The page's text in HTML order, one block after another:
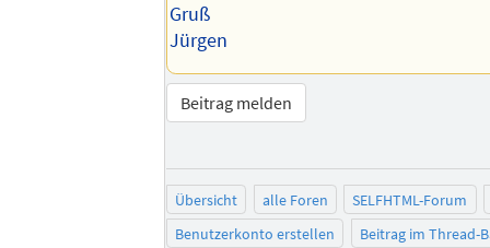
Gruß
Jürgen
Beitrag melden
Übersicht alle Foren
SELFHTML-Forum
Benutzerkonto erstellen
Beitrag im Thread-